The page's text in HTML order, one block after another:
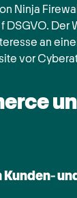
Ninja
DSGVO.
an
vor